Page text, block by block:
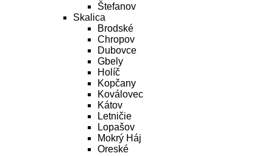
Štefanov
Skalica
Brodské
Chropov
Dubovce
Gbely
Holíč
Kopčany
Koválovec
Kátov
Letničie
Lopašov
Mokrý Háj
Oreské